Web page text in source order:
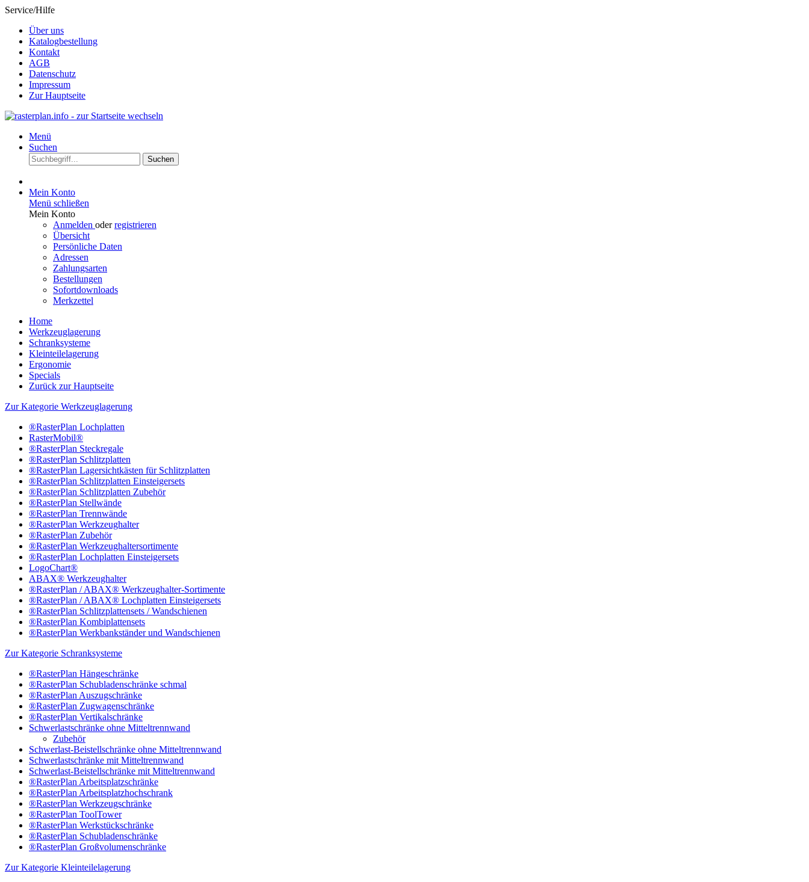
Service/Hilfe
Über uns
Katalogbestellung
Kontakt
AGB
Datenschutz
Impressum
Zur Hauptseite
Menü
Suchen
Suchen
Mein Konto
Menü schließen
Mein Konto
Anmelden oderregistrieren
Übersicht
Persönliche Daten
Adressen
Zahlungsarten
Bestellungen
Sofortdownloads
Merkzettel
Home
Werkzeuglagerung
Schranksysteme
Kleinteilelagerung
Ergonomie
Specials
Zurück zur Hauptseite
Zur Kategorie Werkzeuglagerung
®RasterPlan Lochplatten
RasterMobil®
®RasterPlan Steckregale
®RasterPlan Schlitzplatten
®RasterPlan Lagersichtkästen für Schlitzplatten
®RasterPlan Schlitzplatten Einsteigersets
®RasterPlan Schlitzplatten Zubehör
®RasterPlan Stellwände
®RasterPlan Trennwände
®RasterPlan Werkzeughalter
®RasterPlan Zubehör
®RasterPlan Werkzeughaltersortimente
®RasterPlan Lochplatten Einsteigersets
LogoChart®
ABAX® Werkzeughalter
®RasterPlan / ABAX® Werkzeughalter-Sortimente
®RasterPlan / ABAX® Lochplatten Einsteigersets
®RasterPlan Schlitzplattensets / Wandschienen
®RasterPlan Kombiplattensets
®RasterPlan Werkbankständer und Wandschienen
Zur Kategorie Schranksysteme
®RasterPlan Hängeschränke
®RasterPlan Schubladenschränke schmal
®RasterPlan Auszugschränke
®RasterPlan Zugwagenschränke
®RasterPlan Vertikalschränke
Schwerlastschränke ohne Mitteltrennwand
Zubehör
Schwerlast-Beistellschränke ohne Mitteltrennwand
Schwerlastschränke mit Mitteltrennwand
Schwerlast-Beistellschränke mit Mitteltrennwand
®RasterPlan Arbeitsplatzschränke
®RasterPlan Arbeitsplatzhochschrank
®RasterPlan Werkzeugschränke
®RasterPlan ToolTower
®RasterPlan Werkstückschränke
®RasterPlan Schubladenschränke
®RasterPlan Großvolumenschränke
Zur Kategorie Kleinteilelagerung